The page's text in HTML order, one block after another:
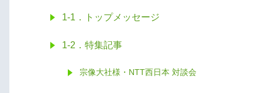
1-1．トップメッセージ
1-2．特集記事
宗像大社様・NTT西日本 対談会